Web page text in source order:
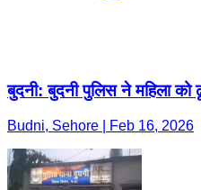
बुदनी: बुदनी पुलिस ने महिला को
Budni, Sehore | Feb 16, 2026